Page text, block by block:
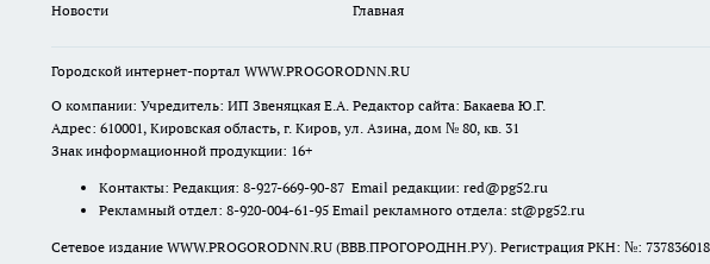
Новости
Главная
Городской интернет-портал WWW.PROGORODNN.RU
О компании: Учредитель: ИП Звеняцкая Е.А. Редактор сайта: Бакаева Ю.Г.
Адрес: 610001, Кировская область, г. Киров, ул. Азина, дом № 80, кв. 31
Знак информационной продукции: 16+
Контакты: Редакция: 8-927-669-90-87 Email редакции: red@pg52.ru
Рекламный отдел: 8-920-004-61-95 Email рекламного отдела: st@pg52.ru
Сетевое издание WWW.PROGORODNN.RU (ВВВ.ПРОГОРОДНН.РУ). Регистрация РКН: №: